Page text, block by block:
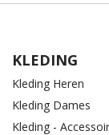
KLEDING
Kleding Heren
Kleding Dames
Kleding -